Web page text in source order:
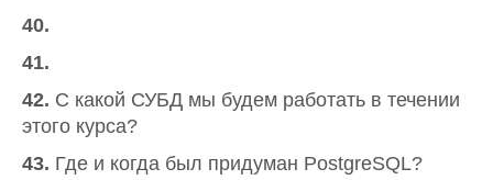
40.
41.
42. С какой СУБД мы будем работать в течении
этого курса?
43. Где и когда был придуман PostgreSQL?